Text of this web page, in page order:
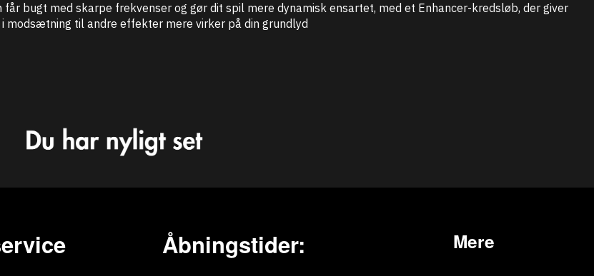
bugt med skarpe frekvenser og gør dit spil mere dynamisk ensartet, med et Enhancer-kredsløb, der giver
til andre effekter mere virker på din grundlyd
Åbningstider: Mere